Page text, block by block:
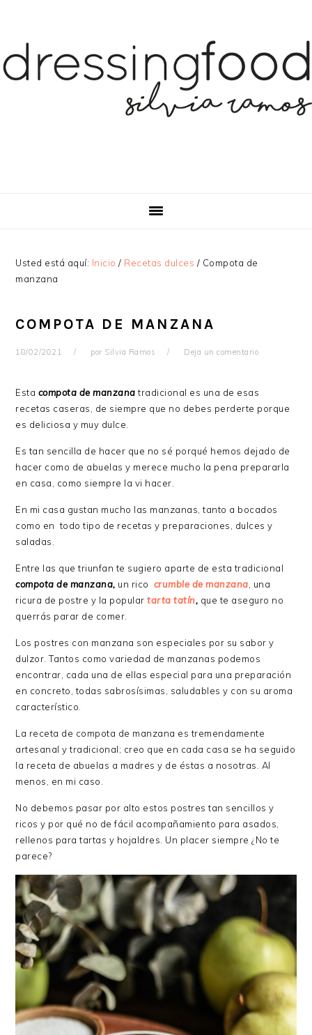
navegación
principal
principal
barra
lateral
Usted está aquí: Inicio / Recetas dulces / Compota de
manzana
COMPOTA DE MANZANA
18/02/2021 por Silvia Ramos Deja un comentario
Esta compota de manzanatradicional es una de esas
recetas caseras, de siempre que no debes perderte porque
es deliciosa y muy dulce.
Es tan sencilla de hacer que no sé porqué hemos dejado de
hacer como de abuelas y merece mucho la pena prepararla
en casa, como siempre la vi hacer.
En mi casa gustan mucho las manzanas, tanto a bocados
como en todo tipo de recetas y preparaciones, dulces y
saladas.
Entre las que triunfan te sugiero aparte de esta tradicional
compota de manzana, un rico crumble de manzana , una
ricura de postre y la populartarta tatín, que te aseguro no
querrás parar de comer.
Los postres con manzana son especiales por su sabor y
dulzor. Tantos como variedad de manzanas podemos
encontrar, cada una de ellas especial para una preparación
en concreto, todas sabrosísimas, saludables y con su aroma
característico.
La receta de compota de manzana es tremendamente
artesanal y tradicional; creo que en cada casa se ha seguido
la receta de abuelas a madres y de éstas a nosotras. Al
menos, en mi caso.
No debemos pasar por alto estos postres tan sencillos y
ricos y por qué no de fácil acompañamiento para asados,
rellenos para tartas y hojaldres. Un placer siempre ¿No te
parece?